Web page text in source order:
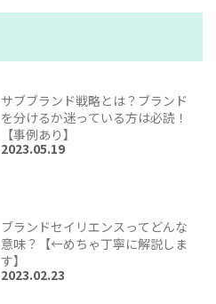
サブブランド戦略とは？ブランド
を分けるか迷っている方は必読！
【事例あり】
2023.05.19
ブランドセイリエンスってどんな
意味？【←めちゃ丁寧に解説しま
す】
2023.02.23